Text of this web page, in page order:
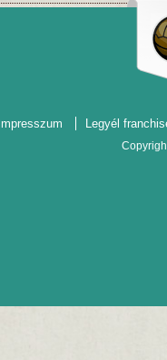
Impresszum Legyél